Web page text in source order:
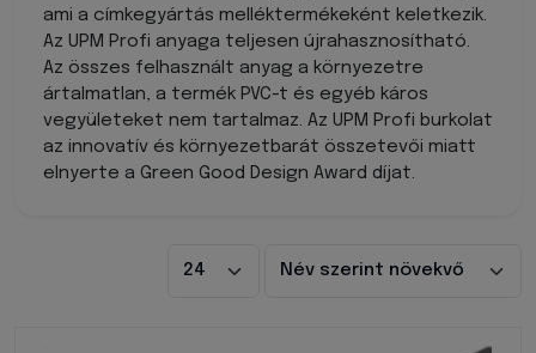
ami a címkegyártás melléktermékeként keletkezik.
Az UPM Profi anyaga teljesen újrahasznosítható.
Az összes felhasznált anyag a környezetre
ártalmatlan, a termék PVC-t és egyéb káros
vegyületeket nem tartalmaz. Az UPM Profi burkolat
az innovatív és környezetbarát összetevői miatt
elnyerte a Green Good Design Award díjat.